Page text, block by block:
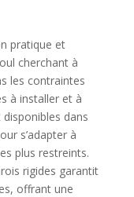
pratique et
cherchant à
les contraintes
à installer et à
dans
s’adapter à
plus restreints.
rigides garantit
offrant une